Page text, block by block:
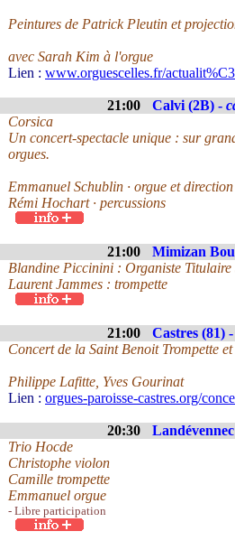
Peintures de Patrick Pleutin et
avec Sarah Kim à l'orgue
Lien : www.orguescelles.fr/
21:00 Calvi (2B) -
Corsica
Un concert-spectacle unique : sur
orgues.
Emmanuel Schublin · orgue et
Rémi Hochart · percussions
21:00 Mimizan
Blandine Piccinini : Organiste
Laurent Jammes : trompette
21:00 Castres (81) -
Concert de la Saint Benoit Trompette
Philippe Lafitte, Yves Gourinat
Lien : orgues-paroisse-castres.org/
20:30
Trio Hocde
Christophe violon
Camille trompette
Emmanuel orgue
- Libre participation